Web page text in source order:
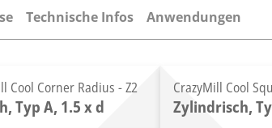
Technische Infos Anwendungen
Cool Corner Radius - Z2
Typ A, 1.5 x d
CrazyMill Cool
Zylindrisch,